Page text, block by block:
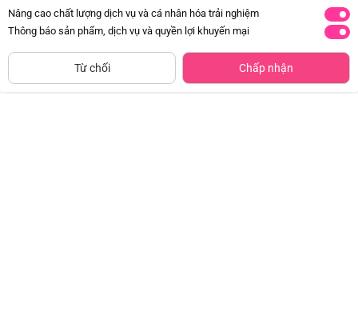
Siêu thị
Thêm vào giỏ Mua Ngay
Nâng cao chất lượng dịch vụ và cá nhân hóa trải nghiệm
Thông báo sản phẩm, dịch vụ và quyền lợi khuyến mại
Từ chối Chấp nhận